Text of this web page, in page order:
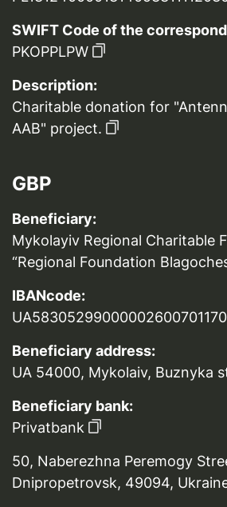
SWIFT Code of the
PKOPPLPW
Description:
Charitable donation for
AAB" project.
GBP
Beneficiary:
Mykolayiv Regional Charitable
“Regional Foundation
IBANcode:
Beneficiary address:
UA 54000, Mykolaiv, Buznyka
Beneficiary bank:
Privatbank
50, Naberezhna Peremogy
Dnipropetrovsk, 49094,